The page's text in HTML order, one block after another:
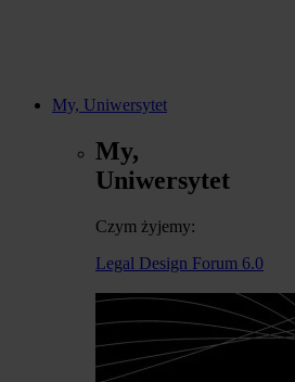
My, Uniwersytet
My,
Uniwersytet
Czym żyjemy:
Legal Design Forum 6.0